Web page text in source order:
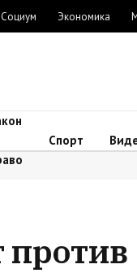
Социум Экономика
Спорт
против